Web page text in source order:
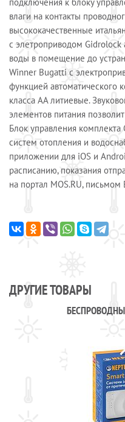
влаги на контакты
высококачественные
с элетроприводом Gidrolock
воды в помещение до
Winner Bugatti с
функцией автоматического
класса АА литиевые.
элементов питания
Блок управления
систем отопления и
приложении для iOS и
расписанию, показания
на портал MOS.RU,
ДРУГИЕ ТОВАРЫ